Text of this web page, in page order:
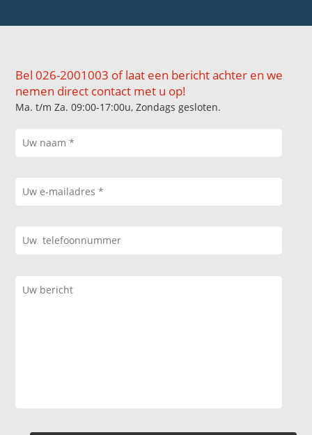
Bel 026-2001003 of laat een bericht achter en we
nemen direct contact met u op!
Ma. t/m Za. 09:00-17:00u, Zondags gesloten.